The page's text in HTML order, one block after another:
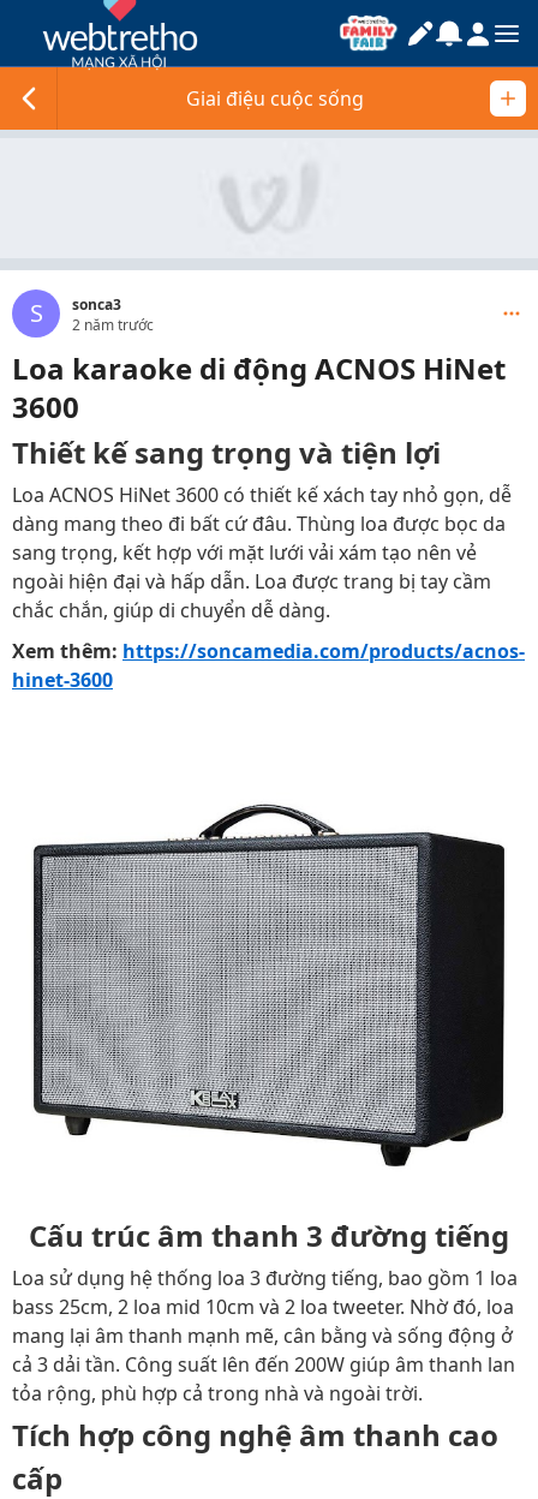
Giai điệu cuộc sống
S
sonca3
2 năm trước
Loa karaoke di động ACNOS HiNet
3600
Thiết kế sang trọng và tiện lợi
Loa ACNOS HiNet 3600 có thiết kế xách tay nhỏ gọn, dễ
dàng mang theo đi bất cứ đâu. Thùng loa được bọc da
sang trọng, kết hợp với mặt lưới vải xám tạo nên vẻ
ngoài hiện đại và hấp dẫn. Loa được trang bị tay cầm
chắc chắn, giúp di chuyển dễ dàng.
Xem thêm: https://soncamedia.com/products/acnos-
hinet-3600
Cấu trúc âm thanh 3 đường tiếng
Loa sử dụng hệ thống loa 3 đường tiếng, bao gồm 1 loa
bass 25cm, 2 loa mid 10cm và 2 loa tweeter. Nhờ đó, loa
mang lại âm thanh mạnh mẽ, cân bằng và sống động ở
cả 3 dải tần. Công suất lên đến 200W giúp âm thanh lan
tỏa rộng, phù hợp cả trong nhà và ngoài trời.
Tích hợp công nghệ âm thanh cao
cấp